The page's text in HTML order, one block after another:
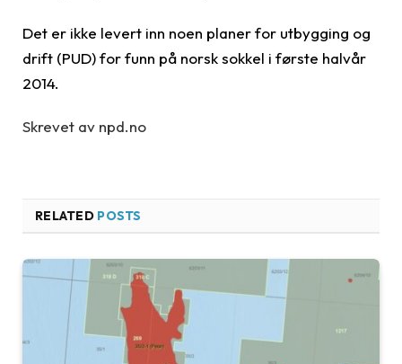
Det er ikke levert inn noen planer for utbygging og
drift (PUD) for funn på norsk sokkel i første halvår
2014.
Skrevet av npd.no
RELATED POSTS